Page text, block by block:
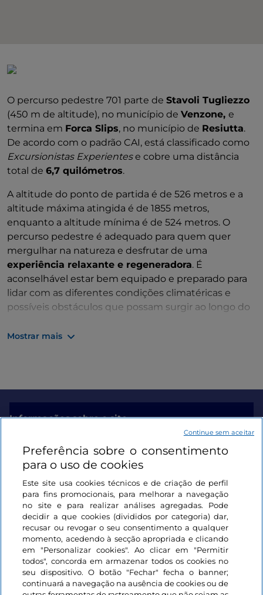
O percurso pedestre 701 parte de Stavoli Tugliezzo
(450 m de altitude), no município de Venzone, e
termina em Forca Slips, no município de Resiutta.
De acordo com o padrão CAI, está classificado como
Excursionistas Experientese cobre uma distância
total de 6,7 quilómetros.
A altitude do ponto de partida é de 526 metros e a
altitude máxima atingida é de 1855 metros,
enquanto a altitude mínima é de 524 metros. O
percurso pedestre é adequado para quem quer
mergulhar na natureza e desfrutar de uma
experiência relaxante e regeneradora. É
aconselhável estar bem equipado e preparado para
lidar com as diferentes condições climatéricas e
possíveis obstáculos que possam surgir ao longo do
Altitude máxima: 1855 m
Altitude mínima: 524 m
Descarregue o mapa GPX do percurso
Map data @ OpenStreetMap contributors , @Club
Alpino Italiano
Os dados estão disponíveis ao abrigo da Open Data
Commons Open Database License (ODbL).
Mostrar mais
Informações sobre o site
Ligações úteis
Iniciar sessão
Mantenha-se em contacto
Preferência sobre o consentimento
para o uso de cookies
Este site usa cookies técnicos e de criação de perfil
para fins promocionais, para melhorar a navegação
no site e para realizar análises agregadas. Pode
decidir a que cookies (divididos por categoria) dar,
recusar ou revogar o seu consentimento a qualquer
momento, acedendo à secção apropriada e clicando
em "Personalizar cookies". Ao clicar em "Permitir
todos", concorda em armazenar todos os cookies no
seu dispositivo. O botão "Fechar" fecha o banner;
continuará a navegação na ausência de cookies ou de
Continue sem aceitar